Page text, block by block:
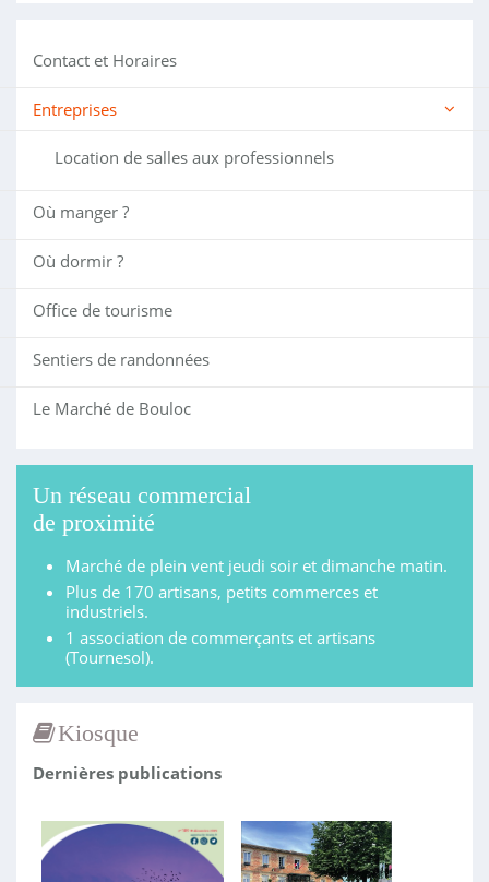
Contact et Horaires
Entreprises
Location de salles aux professionnels
Où manger ?
Où dormir ?
Office de tourisme
Sentiers de randonnées
Le Marché de Bouloc
Un réseau commercial
de proximité
Marché de plein vent jeudi soir et dimanche matin.
Plus de 170 artisans, petits commerces et
industriels.
1 association de commerçants et artisans
(Tournesol).
Kiosque
Dernières publications